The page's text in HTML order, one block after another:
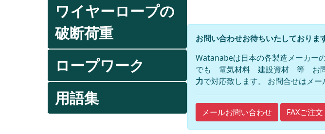
ワイヤーロープの
破断荷重
ロープワーク
用語集
お問い合わせお待ちいたしておりま
Watanabeは日本の各製造メーカー
でも 電気材料 建設資材 等 お問
力で対応致します。 お問合せはメー
メールお問い合わせ FAXご注文